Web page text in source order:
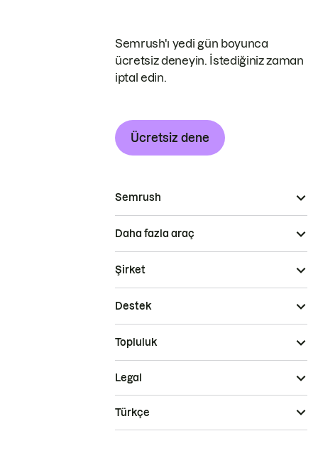
Semrush'ı yedi gün boyunca
ücretsiz deneyin. İstediğiniz zaman
iptal edin.
Ücretsiz dene
Semrush
Daha fazla araç
Şirket
Destek
Topluluk
Legal
Türkçe